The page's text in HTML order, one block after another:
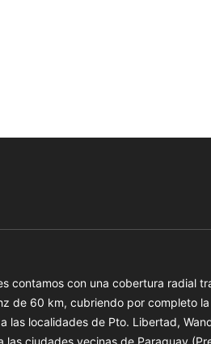
contamos con una cobertura radial
de 60 km, cubriendo por completo
las localidades de Pto. Libertad,
las ciudades vecinas de Paraguay